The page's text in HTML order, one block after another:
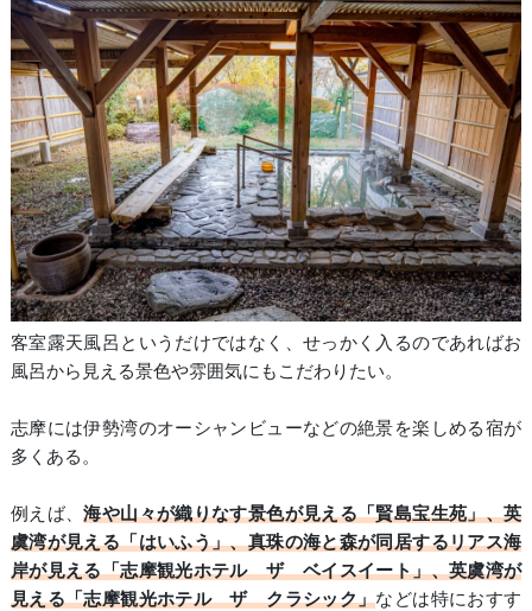
客室露天風呂というだけではなく、せっかく入るのであればお
風呂から見える景色や雰囲気にもこだわりたい。
志摩には伊勢湾のオーシャンビューなどの絶景を楽しめる宿が
多くある。
例えば、海や山々が織りなす景色が見える「賢島宝生苑」、英
虞湾が見える「はいふう」、真珠の海と森が同居するリアス海
岸が見える「志摩観光ホテル ザ ベイスイート」、英虞湾が
見える「志摩観光ホテル ザ クラシック」などは特におすす